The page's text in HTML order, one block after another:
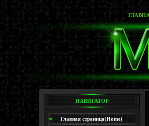
НАВИГАТОР
Главная страница(Home)